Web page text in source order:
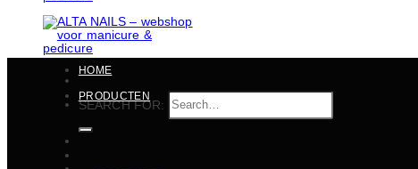
SEARCH FOR:
HOME
PRODUCTEN